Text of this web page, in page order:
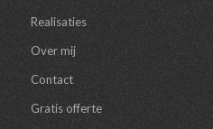
Realisaties
Over mij
Contact
Gratis offerte